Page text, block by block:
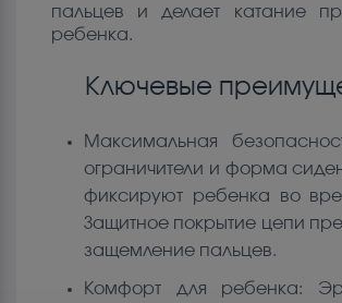
пальцев и делает катание
ребенка.
Ключевые
Максимальная
ограничители и форма
фиксируют ребенка во
Защитное покрытие цепи
защемление пальцев.
Комфорт для ребенка: